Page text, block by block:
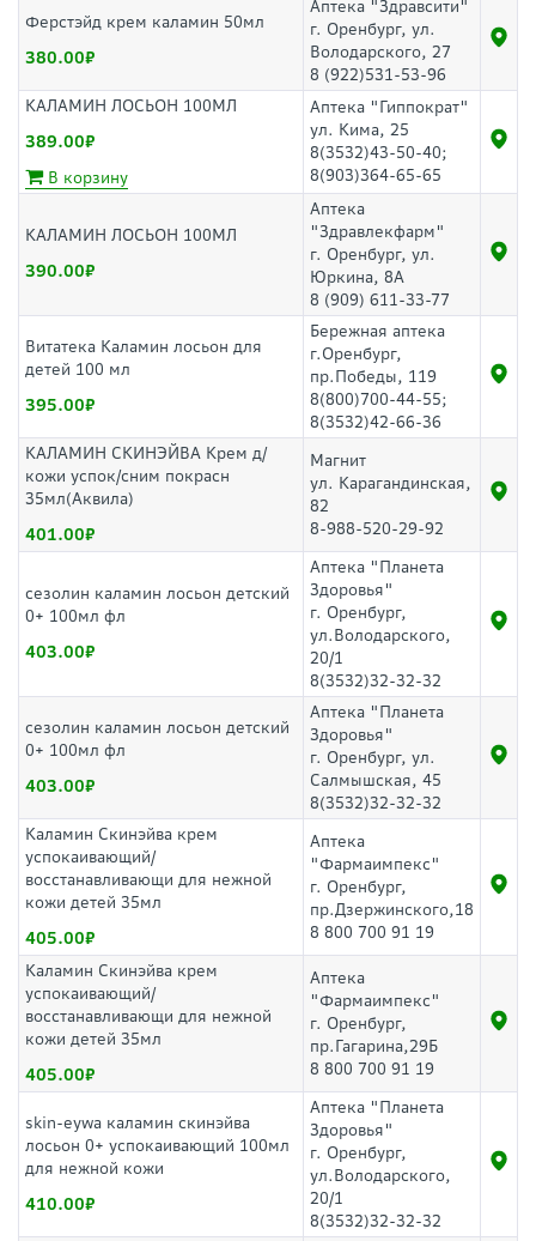
Ферстэйд крем каламин 50мл
380.00
Аптека "Здравсити"
г. Оренбург, ул.
Володарского, 27
8 (922)531-53-96
КАЛАМИН ЛОСЬОН 100МЛ
389.00
В корзину
Аптека "Гиппократ"
ул. Кима, 25
8(3532)43-50-40;
8(903)364-65-65
КАЛАМИН ЛОСЬОН 100МЛ
390.00
Аптека
"Здравлекфарм"
г. Оренбург, ул.
Юркина, 8А
8 (909) 611-33-77
Витатека Каламин лосьон для
детей 100 мл
395.00
Бережная аптека
г.Оренбург,
пр.Победы, 119
8(800)700-44-55;
8(3532)42-66-36
КАЛАМИН СКИНЭЙВА Крем д/
кожи успок/сним покрасн
35мл(Аквила)
401.00
Магнит
ул. Карагандинская,
82
8-988-520-29-92
сезолин каламин лосьон детский
0+ 100мл фл
403.00
Аптека "Планета
Здоровья"
г. Оренбург,
ул.Володарского,
20/1
8(3532)32-32-32
сезолин каламин лосьон детский
0+ 100мл фл
403.00
Аптека "Планета
Здоровья"
г. Оренбург, ул.
Салмышская, 45
8(3532)32-32-32
Каламин Скинэйва крем
успокаивающий/
восстанавливающи для нежной
кожи детей 35мл
405.00
Аптека
"Фармаимпекс"
г. Оренбург,
пр.Дзержинского,18
8 800 700 91 19
Каламин Скинэйва крем
успокаивающий/
восстанавливающи для нежной
кожи детей 35мл
405.00
Аптека
"Фармаимпекс"
г. Оренбург,
пр.Гагарина,29Б
8 800 700 91 19
skin-eywa каламин скинэйва
лосьон 0+ успокаивающий 100мл
для нежной кожи
410.00
Аптека "Планета
Здоровья"
г. Оренбург,
ул.Володарского,
20/1
8(3532)32-32-32